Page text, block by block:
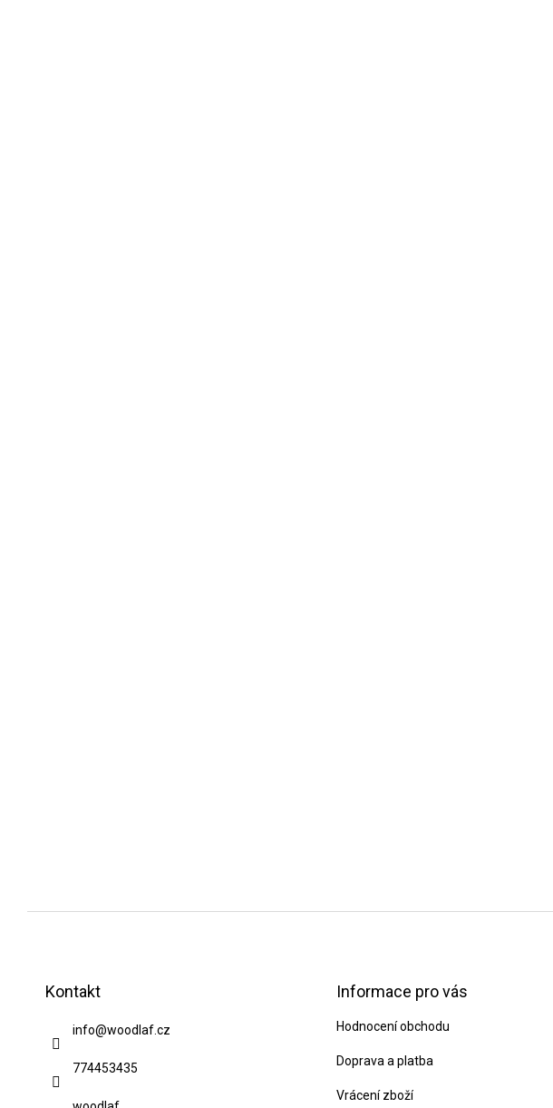
Kontakt
info@woodlaf.cz
774453435
Informace pro vás
Hodnocení obchodu
Doprava a platba
Vrácení zboží